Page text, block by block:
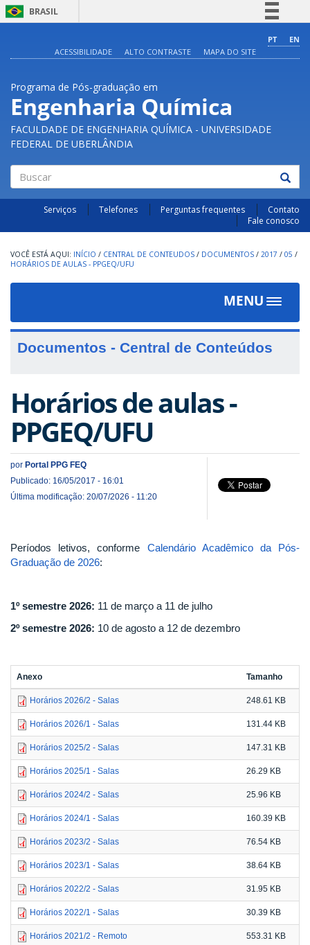
BRASIL
Comunica BR
Acesso à informação
Legislação
PT
EN
ACESSIBILIDADE
ALTO CONTRASTE MAPA DO SITE
Programa de Pós-graduação em
Engenharia Química
FACULDADE DE ENGENHARIA QUÍMICA - UNIVERSIDADE
FEDERAL DE UBERLÂNDIA
Buscar
Serviços Telefones Perguntas frequentes
Contato
Fale conosco
INÍCIO / CENTRAL DE CONTEUDOS / DOCUMENTOS / 2017 / 05 /
HORÁRIOS DE AULAS - PPGEQ/UFU
MENU
Toggle
Documentos - Central de Conteúdos
Horários de aulas -
PPGEQ/UFU
por Portal PPG FEQ
Publicado: 16/05/2017 - 16:01
Última modificação: 20/07/2026 - 11:20
Períodos letivos, conforme Calendário Acadêmico da Pós-
Graduação de 2026:
1º semestre 2026: 11 de março a 11 de julho
2º semestre 2026: 10 de agosto a 12 de dezembro
Anexo Tamanho
Horários 2026/2 - Salas 248.61 KB
Horários 2026/1 - Salas 131.44 KB
Horários 2025/2 - Salas 147.31 KB
Horários 2025/1 - Salas 26.29 KB
Horários 2024/2 - Salas 25.96 KB
Horários 2024/1 - Salas 160.39 KB
Horários 2023/2 - Salas 76.54 KB
Horários 2023/1 - Salas 38.64 KB
Horários 2022/2 - Salas 31.95 KB
Horários 2022/1 - Salas 30.39 KB
Horários 2021/2 - Remoto 553.31 KB